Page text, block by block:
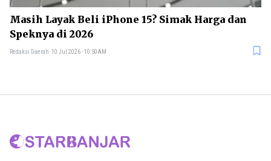
Masih Layak Beli iPhone 15? Simak Harga dan
Speknya di 2026
Redaksi Daerah 10 Jul 2026 - 10:50AM